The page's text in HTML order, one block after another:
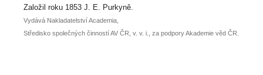
posteru je už 30. června.
Založil roku 1853 J. E. Purkyně.
Vydává Nakladatelství Academia,
Středisko společných činností AV ČR, v. v. i., za podpory Akademie věd ČR.